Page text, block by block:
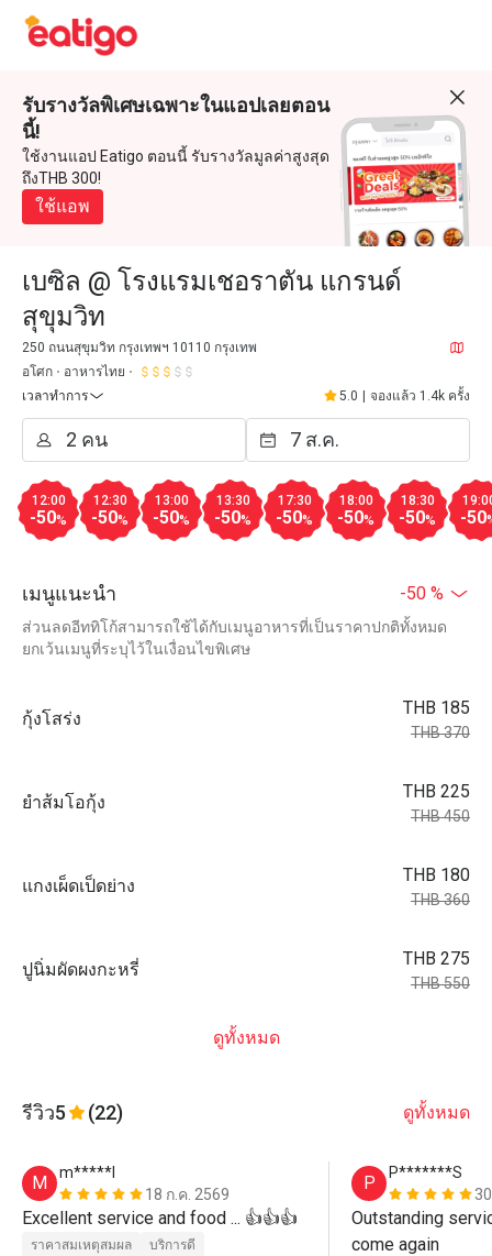
รับรางวัลพิเศษเฉพาะในแอปเลยตอน
นี้!
ใช้งานแอป Eatigo ตอนนี้ รับรางวัลมูลค่าสูงสุด
ถึงTHB 300!
ใช้แอพ
เบซิล @ โรงแรมเชอราตัน แกรนด์
สุขุมวิท
250 ถนนสุขุมวิท กรุงเทพฯ 10110 กรุงเทพ
อโศก
อาหารไทย
เวลาทำการ
5.0 จองแล้ว 1.4k ครั้ง
12:00
-50%
12:30
-50%
13:00
-50%
13:30
-50%
17:30
-50%
18:00
-50%
18:30
-50% -50
เมนูแนะนำ -50 %
ส่วนลดอีททิโก้สามารถใช้ได้กับเมนูอาหารที่เป็นราคาปกติทั้งหมด
ยกเว้นเมนูที่ระบุไว้ในเงื่อนไขพิเศษ
กุ้งโสร่ง
THB 185
THB 370
ยำส้มโอกุ้ง
THB 225
THB 450
แกงเผ็ดเป็ดย่าง
THB 180
THB 360
ปูนิ่มผัดผงกะหรี่
THB 275
THB 550
ดูทั้งหมด
รีวิว5 (22) ดูทั้งหมด
M
m*****l
18 ก.ค. 2569
Excellent service and food ... 👍👍👍
ราคาสมเหตุสมผล
บริการดี
P
P*******S
Outstanding
come again